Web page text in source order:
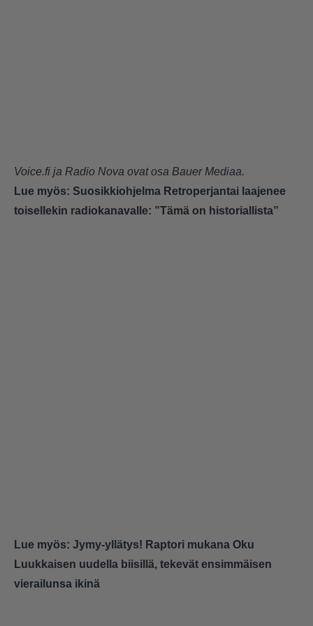
Voice.fi ja Radio Nova ovat osa Bauer Mediaa.
Lue myös: Suosikkiohjelma Retroperjantai laajenee
toisellekin radiokanavalle: ”Tämä on historiallista”
Lue myös: Jymy-yllätys! Raptori mukana Oku
Luukkaisen uudella biisillä, tekevät ensimmäisen
vierailunsa ikinä